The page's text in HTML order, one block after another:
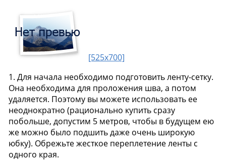
[525x700]
1. Для начала необходимо подготовить ленту-сетку.
Она необходима для проложения шва, а потом
удаляется. Поэтому вы можете использовать ее
неоднократно (рационально купить сразу
побольше, допустим 5 метров, чтобы в будущем ею
же можно было подшить даже очень широкую
юбку). Обрежьте жесткое переплетение ленты с
одного края.